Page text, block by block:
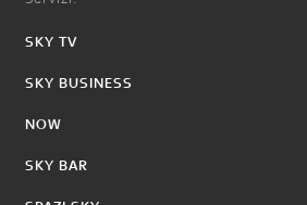
SKY TV
SKY BUSINESS
NOW
SKY BAR